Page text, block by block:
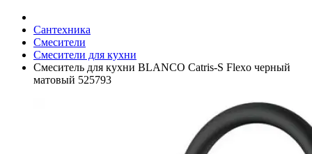
Сантехника
Смесители
Смесители для кухни
Смеситель для кухни BLANCO Catris-S Flexo черный
матовый 525793